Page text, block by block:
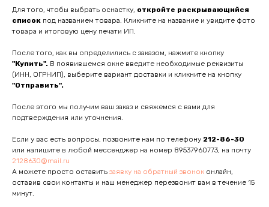
Для того, чтобы выбрать оснастку, откройте раскрывающийся
список под названием товара. Кликните на название и увидите фото
товара и итоговую цену печати ИП.
После того, как вы определились с заказом, нажмите кнопку
"Купить". В появившемся окне введите необходимые реквизиты
(ИНН, ОГРНИП), выберите вариант доставки и кликните на кнопку
"Отправить".
После этого мы получим ваш заказ и свяжемся с вами для
подтверждения или уточнения.
Если у вас есть вопросы, позвоните нам по телефону 212-86-30
или напишите в любой мессенджер на номер 89537960773, на почту
2128630@mail.ru
А можете просто оставить заявку на обратный звонок онлайн,
оставив свои контакты и наш менеджер перезвонит вам в течение 15
минут.